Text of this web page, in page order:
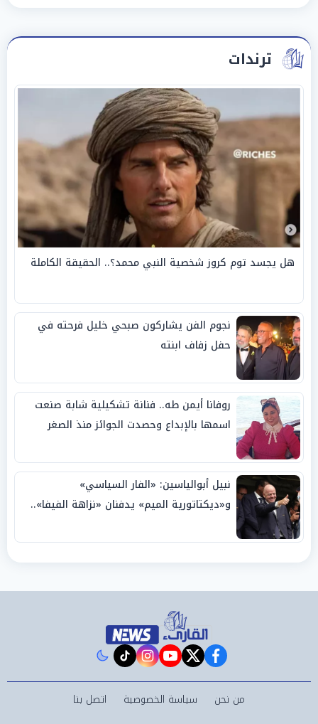
ترندات
هل يجسد توم كروز شخصية النبي محمد؟.. الحقيقة الكاملة
نجوم الفن يشاركون صبحي خليل فرحته في
حفل زفاف ابنته
روفانا أيمن طه.. فنانة تشكيلية شابة صنعت
اسمها بالإبداع وحصدت الجوائز منذ الصغر
نبيل أبوالياسين: «الفار السياسي»
و«ديكتاتورية الميم» يدفنان «نزاهة الفيفا»..
facebook
twitter
youtube
instagram
tiktok
من نحن سياسة الخصوصية اتصل بنا